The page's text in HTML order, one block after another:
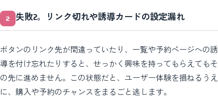
失敗2。リンク切れや誘導カードの設定漏れ
ボタンのリンク先が間違っていたり、一覧や予約ページへの誘
導を付け忘れたりすると、せっかく興味を持ってもらえてもそ
の先に進めません。この状態だと、ユーザー体験を損ねるうえ
に、購入や予約のチャンスをまるごと逃します。